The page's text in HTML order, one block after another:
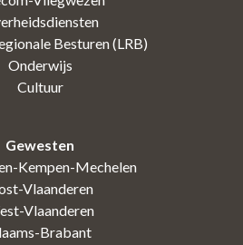
Besturen (LRB)
Onderwijs
Cultuur
Gewesten
Kempen-Mechelen
Vlaanderen
Vlaanderen
Brabant